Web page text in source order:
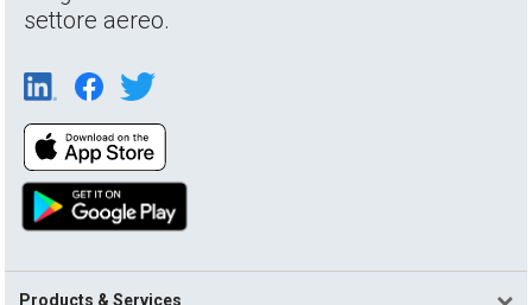
settore aereo.
Products & Services